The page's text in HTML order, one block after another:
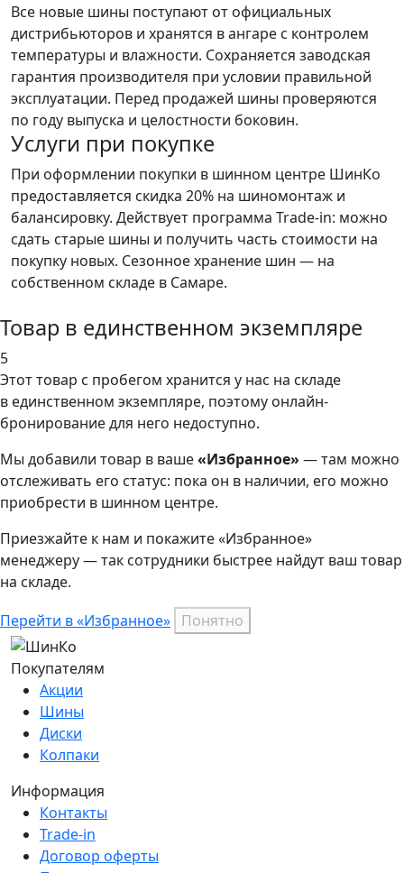
Все новые шины поступают от официальных
дистрибьюторов и хранятся в ангаре с контролем
температуры и влажности. Сохраняется заводская
гарантия производителя при условии правильной
эксплуатации. Перед продажей шины проверяются
по году выпуска и целостности боковин.
Услуги при покупке
При оформлении покупки в шинном центре ШинКо
предоставляется скидка 20% на шиномонтаж и
балансировку. Действует программа Trade-in: можно
сдать старые шины и получить часть стоимости на
покупку новых. Сезонное хранение шин — на
собственном складе в Самаре.
Товар в единственном экземпляре
5
Этот товар с пробегом хранится у нас на складе
в единственном экземпляре, поэтому онлайн-
бронирование для него недоступно.
Мы добавили товар в ваше«Избранное» — там можно
отслеживать его статус: пока он в наличии, его можно
приобрести в шинном центре.
Приезжайте к нам и покажите «Избранное»
менеджеру — так сотрудники быстрее найдут ваш товар
на складе.
Перейти в «Избранное» Понятно
Покупателям
Акции
Шины
Диски
Колпаки
Информация
Контакты
Trade-in
Договор оферты